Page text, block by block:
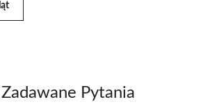
Pytania